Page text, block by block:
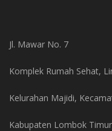
Jl. Mawar No. 7
Komplek Rumah Sehat,
Kelurahan Majidi,
Kabupaten Lombok